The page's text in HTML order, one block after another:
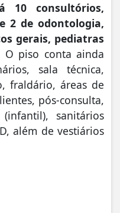
10 consultórios,
2 de odontologia,
gerais, pediatras
O piso conta ainda
sala técnica,
fraldário, áreas de
pós-consulta,
sanitários
além de vestiários